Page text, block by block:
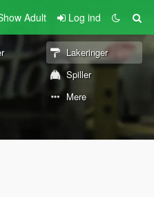
Adult Log ind
Lakeringer
Spiller
Mere